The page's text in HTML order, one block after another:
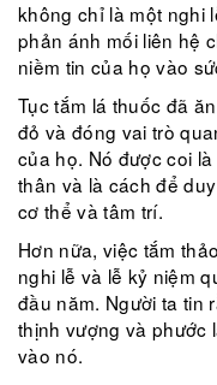
không chỉ là một nghi
phản ánh mối liên hệ
niềm tin của họ vào
Tục tắm lá thuốc đã
đỏ và đóng vai trò
của họ. Nó được coi
thân và là cách để
cơ thể và tâm trí.
Hơn nữa, việc tắm
nghi lễ và lễ kỷ niệm
đầu năm. Người ta tin
thịnh vượng và phước
vào nó.